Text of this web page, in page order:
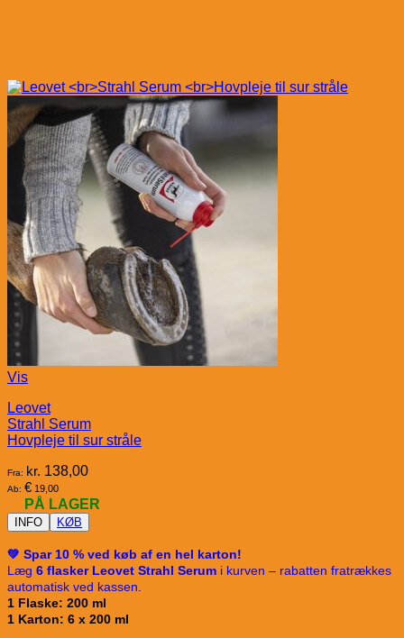
Vis
Leovet
Strahl Serum
Hovpleje til sur stråle
Fra: kr. 138,00
Ab: € 19,00
PÅ LAGER
INFO KØB
💚 Spar 10 % ved køb af en hel karton!
Læg 6 flasker Leovet Strahl Serum i kurven – rabatten fratrækkes
automatisk ved kassen.
1 Flaske: 200 ml
1 Karton: 6 x 200 ml